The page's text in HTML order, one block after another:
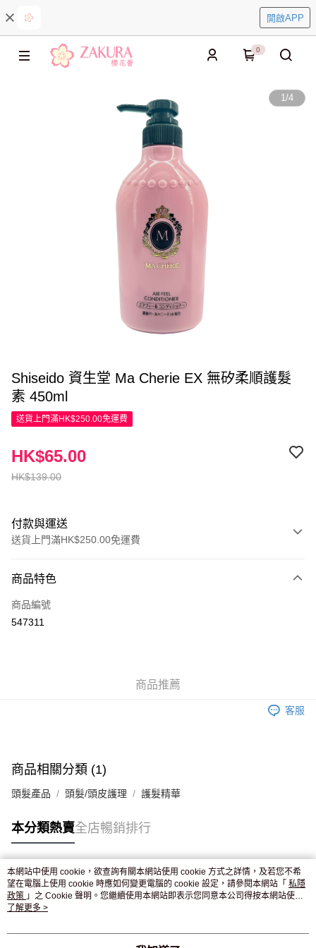
開啟APP
0
1/4
Shiseido 資生堂 Ma Cherie EX 無矽柔順護髮
素 450ml
送貨上門滿HK$250.00免運費
HK$139.00
HK$65.00
付款與運送
送貨上門滿HK$250.00免運費
信用卡
Apple Pay
付款後門市自取，訂單確認後2-4個工作天到店，7天內取。逾期後
商品特色
商品編號
547311
商品推薦
客服
商品相關分類 (1)
頭髮產品 頭髮/頭皮護理 護髮精華
本分類熱賣全店暢銷排行
熱門標籤
熱銷排行
本網站中使用 cookie，欲查詢有關本網站使用 cookie 方式之詳情，及若您不希
望在電腦上使用 cookie 時應如何變更電腦的 cookie 設定，請參閱本網站「 私隱
政策 」之 Cookie 聲明。您繼續使用本網站即表示您同意本公司得按本網站使用
條款之 Cookie 聲明使用 cookie。
了解更多 >